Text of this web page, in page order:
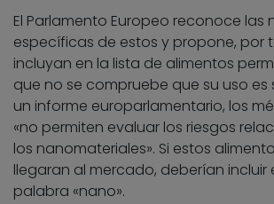
El Parlamento Europeo reconoce las
específicas de estos y propone, por
incluyan en la lista de alimentos
que no se compruebe que su uso es
un informe europarlamentario, los
«no permiten evaluar los riesgos
los nanomateriales». Si estos
llegaran al mercado, deberían incluir
palabra «nano».